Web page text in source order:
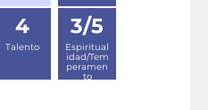
4
Talento
3/5
Espiritual
idad/Tem
peramen
to